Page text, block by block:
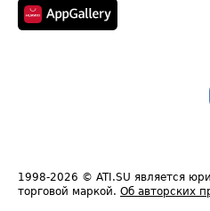
1998-2026 © ATI.SU является
торговой маркой. Об авторских